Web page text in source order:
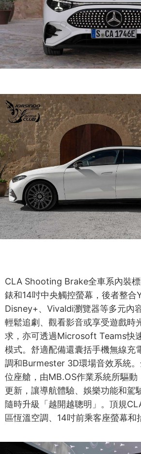
CLA Shooting Brake全車系內裝
錶和14吋中央觸控螢幕，後者整合
Disney+、Vivaldi瀏覽器等多元內
輕鬆追劇、觀看影音或享受遊戲時
求，亦可透過Microsoft Teams快
模式。舒適配備還囊括手機無線充
調和Burmester 3D環場音效系統
位座艙，由MB.OS作業系統所驅動
更新，讓導航體驗、娛樂功能和駕
隨時升級「越開越聰明」。頂規
區恆溫空調、14吋前乘客座螢幕和